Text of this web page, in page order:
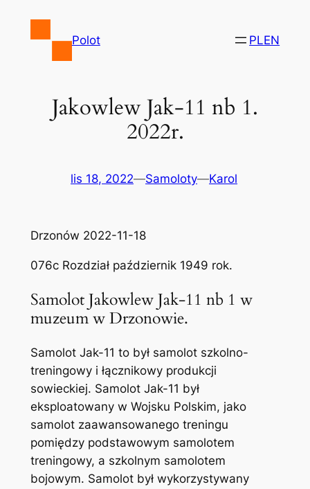
Polot PLEN
Jakowlew Jak-11 nb 1.
2022r.
lis 18, 2022—Samoloty—Karol
Drzonów 2022-11-18
076c Rozdział październik 1949 rok.
Samolot Jakowlew Jak-11 nb 1 w
muzeum w Drzonowie.
Samolot Jak-11 to był samolot szkolno-
treningowy i łącznikowy produkcji
sowieckiej. Samolot Jak-11 był
eksploatowany w Wojsku Polskim, jako
samolot zaawansowanego treningu
pomiędzy podstawowym samolotem
treningowy, a szkolnym samolotem
bojowym. Samolot był wykorzystywany